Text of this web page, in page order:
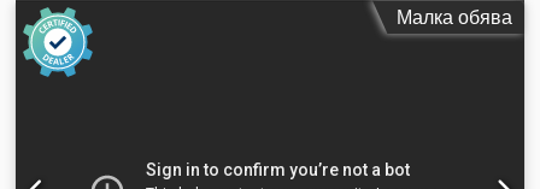
Малка обява